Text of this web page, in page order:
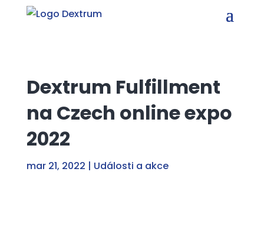
Dextrum Fulfillment
na Czech online expo
2022
mar 21, 2022 | Události a akce